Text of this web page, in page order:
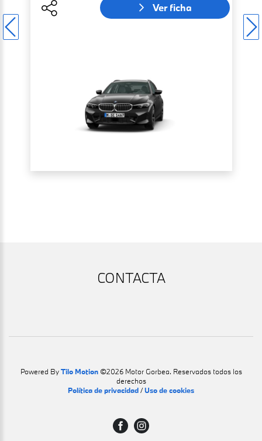
Ver ficha
CONTACTA
Powered ByTilo Motion©2026 Motor Gorbea. Reservados todos los
derechos
Política de privacidad/Uso de cookies